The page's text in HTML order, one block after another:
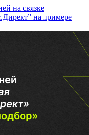
на связке
на примере